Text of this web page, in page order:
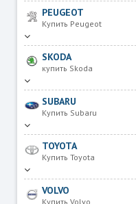
PEUGEOT
Купить Peugeot
SKODA
купить Skoda
SUBARU
Купить Subaru
TOYOTA
Купить Toyota
VOLVO
Купить Volvo